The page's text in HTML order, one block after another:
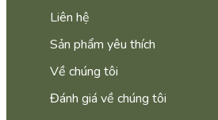
Liên hệ
Sản phẩm yêu thích
Về chúng tôi
Đánh giá về chúng tôi